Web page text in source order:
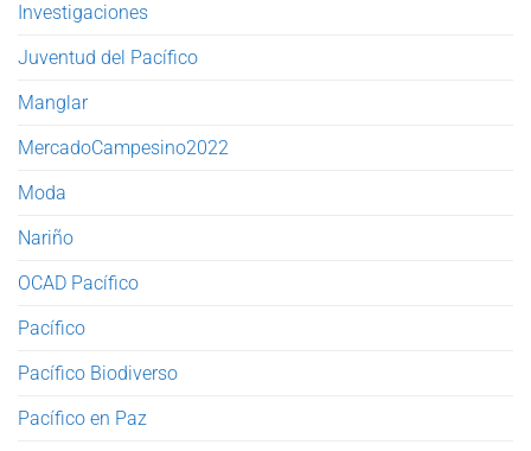
Investigaciones
Juventud del Pacífico
Manglar
MercadoCampesino2022
Moda
Nariño
OCAD Pacífico
Pacífico
Pacífico Biodiverso
Pacífico en Paz